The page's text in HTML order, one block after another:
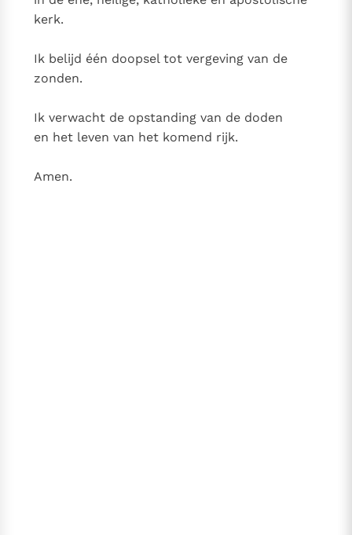
kerk.
Ik belijd één doopsel tot vergeving van de
zonden.
Ik verwacht de opstanding van de doden
en het leven van het komend rijk.
Amen.